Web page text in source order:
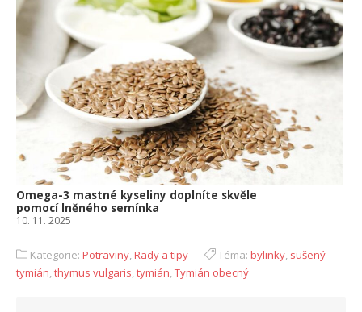
Omega-3 mastné kyseliny doplníte skvěle
pomocí lněného semínka
10. 11. 2025
Kategorie: Potraviny,Rady a tipy Téma: bylinky, sušený
tymián,thymus vulgaris,tymián,Tymián obecný